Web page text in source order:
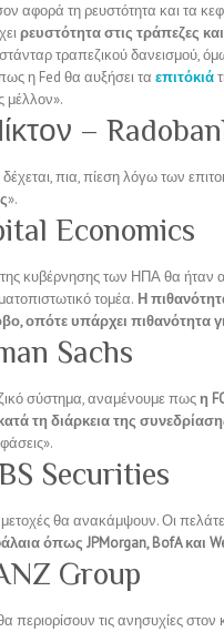
αφορά τη ρευστότητα και τα
ρευστότητα στις τράπεζες
τραπεζικού δανεισμού,
η Fed θα αυξήσει τα επιτόκιά
μέλλον».
–
πια, πίεση λόγω των
».
Economics
κυβέρνησης των ΗΠΑ θα ήταν
τομέα. Η
οπότε υπάρχει πιθανότητα
Sachs
σύστημα, αναμένουμε πωςη
τη διάρκεια της
Securities
θα ανακάμψουν. Οι
όπως JPMorgan, BofA και
Group
περιορίσουν τις ανησυχίες